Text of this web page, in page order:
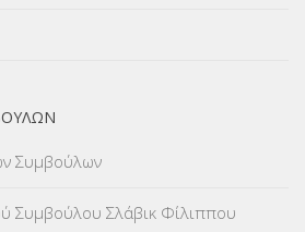
Συμβούλων
Συμβούλου Σλάβικ Φίλιππου